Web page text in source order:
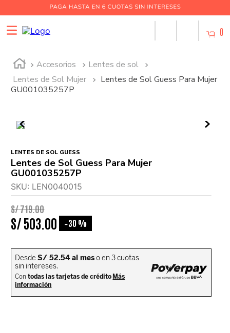
0
Accesorios
Lentes de sol
Lentes de Sol Mujer
Lentes de Sol Guess Para Mujer
GU001035257P
LENTES DE SOL GUESS
Lentes de Sol Guess Para Mujer
GU001035257P
SKU: LEN0040015
S/719.00
S/503 00 -30 %